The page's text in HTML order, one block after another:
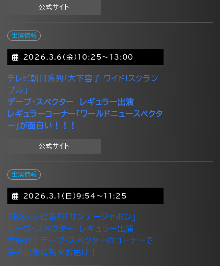
公式サイト
出演情報
2026.3.6(金)10:25～13:00
テレビ朝日系列「大下容子 ワイド!スクラン
ブル」
デーブ・スペクター レギュラー出演
レギュラーコーナー「ワールドニュースペクタ
ー」が面白い！！！
公式サイト
出演情報
2026.3.1(日)9:54～11:25
TBSテレビ系列「サンデージャポン」
デーブ・スペクター レギュラー出演
大好評！デーブ・スペクターのコーナーで
海外最新情報をお届け！